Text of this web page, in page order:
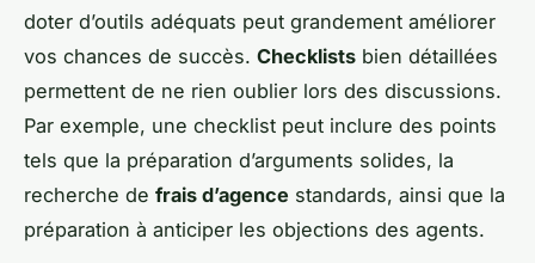
doter d’outils adéquats peut grandement améliorer
vos chances de succès. Checklists bien détaillées
permettent de ne rien oublier lors des discussions.
Par exemple, une checklist peut inclure des points
tels que la préparation d’arguments solides, la
recherche de frais d’agence standards, ainsi que la
préparation à anticiper les objections des agents.